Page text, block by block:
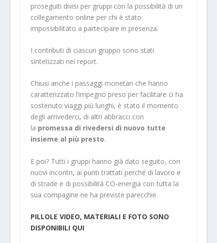
proseguiti divisi per gruppi con la possibilità di un
collegamento online per chi è stato
impossibilitato a partecipare in presenza.
I contributi di ciascun gruppo sono stati
sintetizzati nei report.
Chiusi anche i passaggi monetari che hanno
caratterizzato l’impegno preso per facilitare ci ha
sostenuto viaggi più lunghi, è stato il momento
degli arrivederci, di altri abbracci con
la promessa di rivedersi di nuovo tutte
insieme al più presto.
E poi? Tutti i gruppi hanno già dato seguito, con
nuovi incontri, ai punti trattati perché di lavoro e
di strade e di possibilità CO-energia con tutta la
sua compagine ne ha previste parecchie.
PILLOLE VIDEO, MATERIALI E FOTO SONO
DISPONIBILI QUI